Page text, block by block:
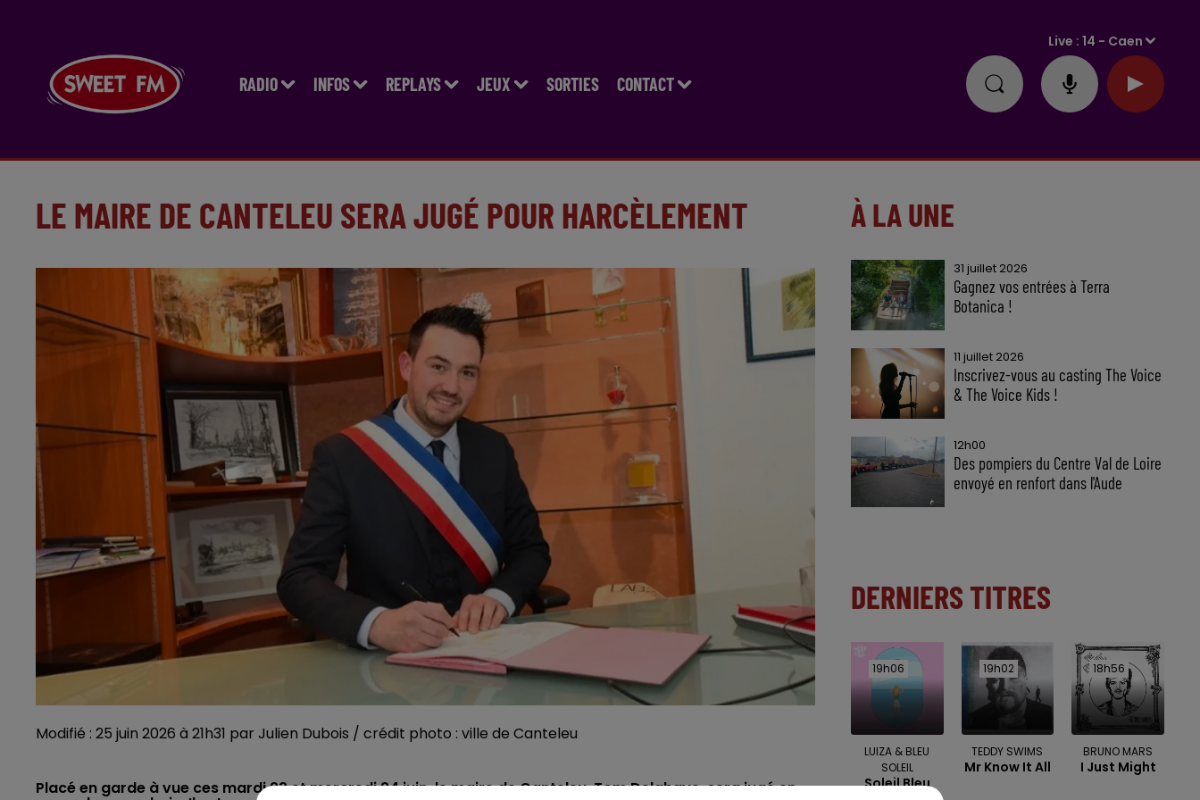
RADIO INFOS REPLAYS JEUX SORTIES CONTACT
Live :14 - Caen
LE MAIRE DE CANTELEU SERA JUGÉ POUR HARCÈLEMENT
Modifié : 25 juin 2026 à 21h31 par Julien Dubois / crédit photo : ville de Canteleu
Placé en garde à vue ces mardi 23 et mercredi 24 juin, le maire de Canteleu, Tom Delahaye, sera jugé en
À LA UNE
31 juillet 2026
Gagnez vos entrées à Terra
Botanica !
11 juillet 2026
Inscrivez-vous au casting The Voice
& The Voice Kids !
12h00
Des pompiers du Centre Val de Loire
envoyé en renfort dans l'Aude
DERNIERS TITRES
19h06
19h06
LUIZA & BLEU
SOLEIL
Soleil Bleu
19h02
19h02
TEDDY SWIMS
Mr Know It All
18h56
18h56
BRUNO MARS
I Just Might